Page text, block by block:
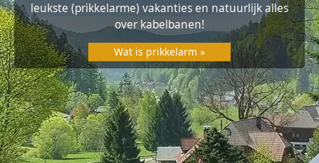
leukste (prikkelarme) vakanties en natuurlijk alles
over kabelbanen!
Wat is prikkelarm »